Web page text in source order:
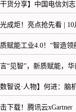
货分享】中国电信刘
成炬！亮点抢先看 | 10
赋能工业4.0！“智造领
“见智”，新质赋能，
智说·人物】何进：脑
下载！腾讯云xGartner